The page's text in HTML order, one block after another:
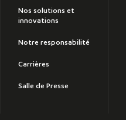
Nos solutions et
innovations
Notre responsabilité
Carrières
Salle de Presse